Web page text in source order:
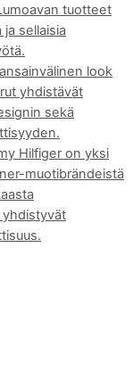
tuotteet
sellaisia
look
yhdistävät
sekä
Hilfiger on yksi
muotibrändeistä
yhdistyvät